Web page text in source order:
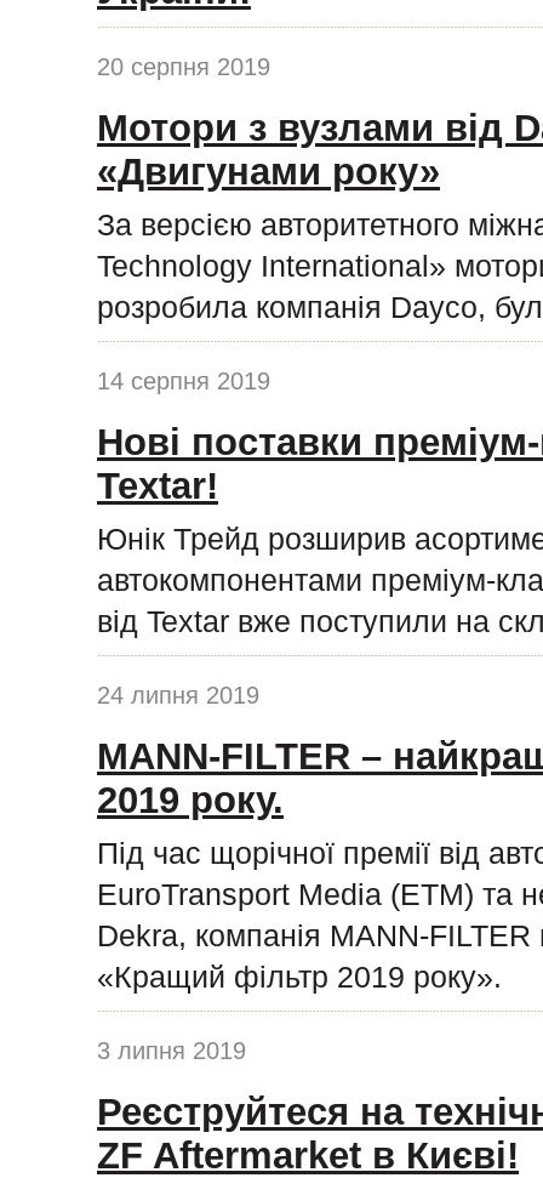
20 серпня 2019
Мотори з вузлами від
«Двигунами року»
За версією авторитетного
Technology International»
розробила компанія Dayco,
14 серпня 2019
Нові поставки
Textar!
Юнік Трейд розширив
автокомпонентами преміум-
від Textar вже поступили на
24 липня 2019
MANN-FILTER –
2019 року.
Під час щорічної премії від
EuroTransport Media (ETM) та
Dekra, компанія MANN-FILTER
«Кращий фільтр 2019 року».
3 липня 2019
Реєструйтеся на
ZF Aftermarket в Києві!